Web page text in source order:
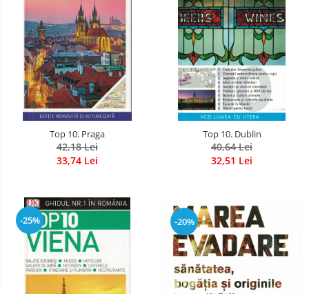
Top 10. Praga
42,18 Lei
33,74 Lei
Top 10. Dublin
40,64 Lei
32,51 Lei
-25% -20%